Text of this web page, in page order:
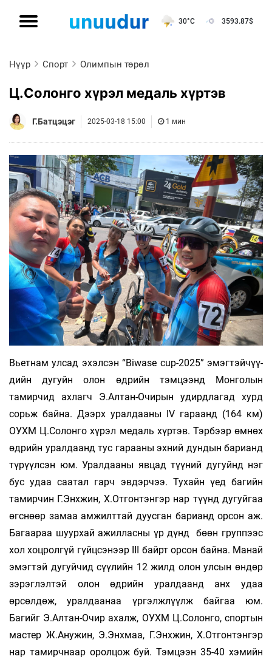
30°C 3593.87$
Нүүр Спорт Олимпын төрөл
Ц.Солонго хүрэл медаль хүртэв
Г.Батцэцэг 2025-03-18 15:00 1 мин
Вьетнам улсад эхэлсэн “Biwase cup-2025” эмэгтэй­чүү­
дийн дугуйн олон өдрийн тэмцээнд Монголын
тамирчид ахлагч Э.Алтан-Очирын удирдлагад хурд
сорьж байна. Дээрх уралдааны IV гараанд (164 км)
ОУХМ Ц.Солонго хүрэл медаль хүртэв. Тэрбээр өмнөх
өдрийн уралдаанд тус гарааны эхний дундын барианд
түрүүлсэн юм. Уралдааны явцад түүний дугуйнд нэг
бус удаа саатал гарч эвдэрчээ. Тухайн үед багийн
тамирчин Г.Энхжин, Х.Отгонтэнгэр нар түүнд дугуйгаа
өгснөөр замаа амжилттай дуусган барианд орсон аж.
Багаараа шуурхай ажилласны үр дүнд бөөн группээс
хол хоцролгүй гүйцсэнээр III байрт орсон байна. Манай
эмэгтэй дугуйчид сүүлийн 12 жилд олон улсын өндөр
зэрэглэлтэй олон өдрийн уралдаанд анх удаа
өрсөлдөж, уралдаанаа үргэлжлүүлж байгаа юм.
Багийг Э.Алтан-Очир ахалж, ОУХМ Ц.Солонго, спортын
мастер Ж.Анужин, Э.Энхмаа, Г.Энхжин, Х.Отгонтэнгэр
нар тамирч­наар оролцож буй. Тэмцээн 35-40 хэмийн